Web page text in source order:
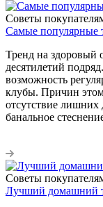
Советы
Самые популярные
Тренд на здоровый
десятилетий
возможность
клубы. Причин
отсутствие лишних
банальное
Советы
Лучший домашний